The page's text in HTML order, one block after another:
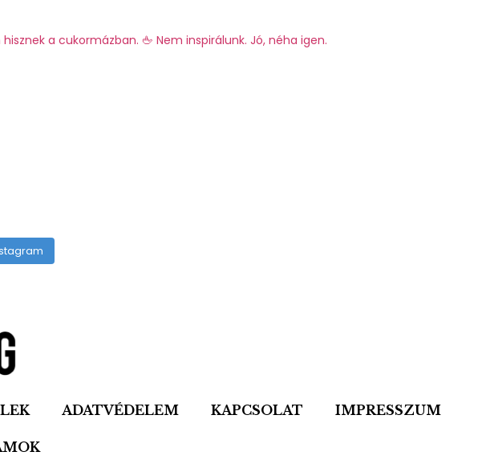
a cukormázban. 🖕 Nem inspirálunk. Jó, néha igen.
ADATVÉDELEM KAPCSOLAT IMPRESSZUM